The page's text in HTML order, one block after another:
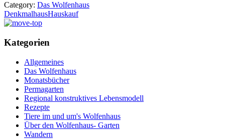
Category: Das Wolfenhaus
DenkmalhausHauskauf
Kategorien
Allgemeines
Das Wolfenhaus
Monatsbücher
Permagarten
Regional konstruktives Lebensmodell
Rezepte
Tiere im und um's Wolfenhaus
Über den Wolfenhaus- Garten
Wandern